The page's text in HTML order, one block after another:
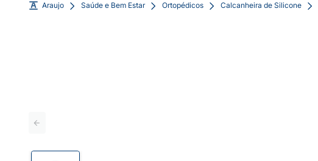
Araujo Saúde e Bem Estar Ortopédicos Calcanheira de Silicone